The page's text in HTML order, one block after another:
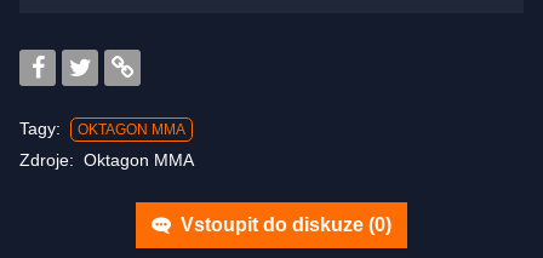
Tagy: OKTAGON MMA
Zdroje: Oktagon MMA
Vstoupit do diskuze (0)